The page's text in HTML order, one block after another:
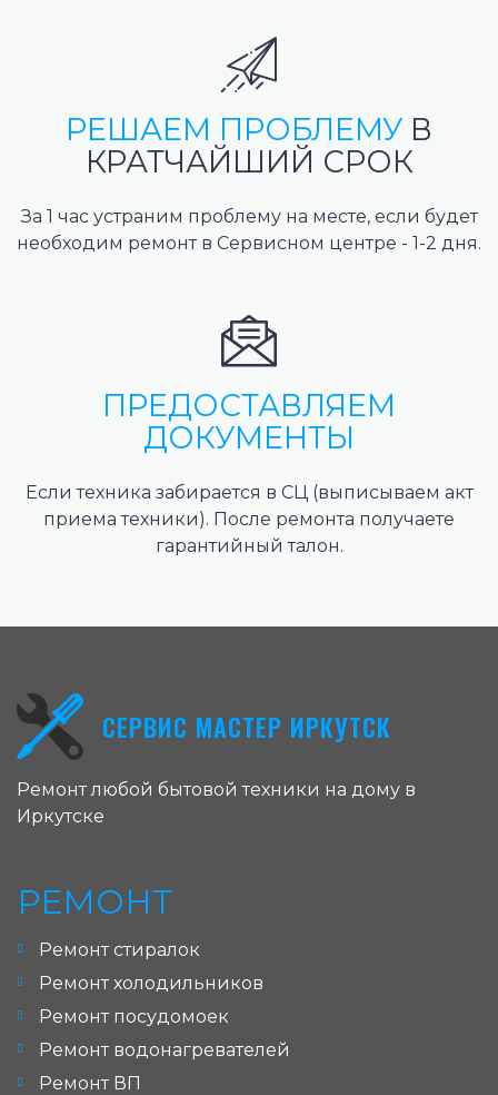
РЕШАЕМ ПРОБЛЕМУ В
КРАТЧАЙШИЙ СРОК
За 1 час устраним проблему на месте, если будет
необходим ремонт в Сервисном центре - 1-2 дня.
ПРЕДОСТАВЛЯЕМ
ДОКУМЕНТЫ
Если техника забирается в СЦ (выписываем акт
приема техники). После ремонта получаете
гарантийный талон.
СЕРВИС МАСТЕР ИРКУТСК
Ремонт любой бытовой техники на дому в
Иркутске
РЕМОНТ
Ремонт стиралок
Ремонт холодильников
Ремонт посудомоек
Ремонт водонагревателей
Ремонт ВП